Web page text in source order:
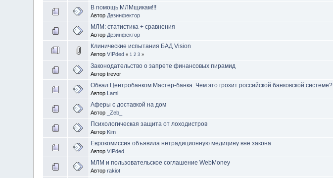
В помощь МЛМщикам!!!
Автор Дезинфектор
МЛМ: статистика + сравнения
Автор Дезинфектор
Клинические испытания БАД Vision
АвторVIPded «1 2 3 »
Законодательство о запрете финансовых пирамид
Автор trevor
Обвал Центробанком Мастер-банка. Чем это грозит российской банковской системе?
Автор Lami
Аферы с доставкой на дом
Автор _Zeb_
Психологическая защита от лоходистров
Автор Kim
Еврокомиссия объявила нетрадиционную медицину вне закона
АвторVIPded
МЛМ и пользовательское соглашение WebMoney
Авторrakiot